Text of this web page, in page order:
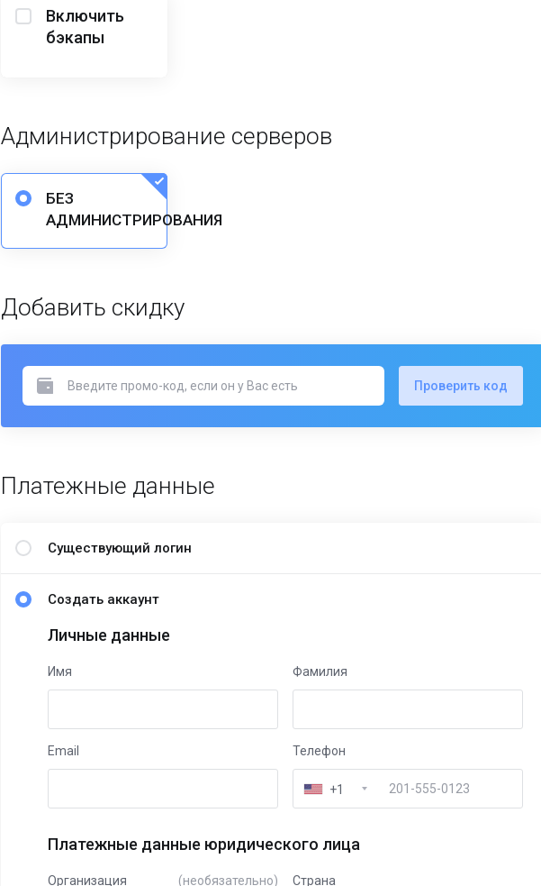
Включить
бэкапы
Администрирование серверов
БЕЗ
АДМИНИСТРИРОВАНИЯ
Добавить скидку
Проверить код
Платежные данные
Существующий логин
Создать аккаунт
Личные данные
Имя Фамилия
Email Телефон
+1
Платежные данные юридического лица
Организация (необязательно) Страна